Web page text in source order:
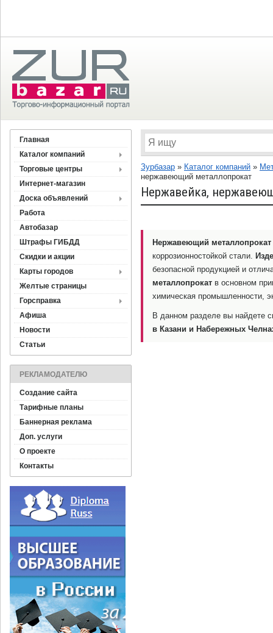
Главная
Каталог компаний
Торговые центры
Интернет-магазин
Доска объявлений
Работа
Автобазар
Штрафы ГИБДД
Скидки и акции
Карты городов
Желтые страницы
Горсправка
Афиша
Новости
Статьи
РЕКЛАМОДАТЕЛЮ
Создание сайта
Тарифные планы
Баннерная реклама
Доп. услуги
О проекте
Контакты
Зурбазар » Каталог компаний »
нержавеющий металлопрокат
Нержавейка,
Нержавеющий металлопрокат
коррозионностойкой стали.
безопасной продукцией и
металлопрокат в основном
химическая промышленности,
В данном разделе вы найдете
в Казани и Набережных